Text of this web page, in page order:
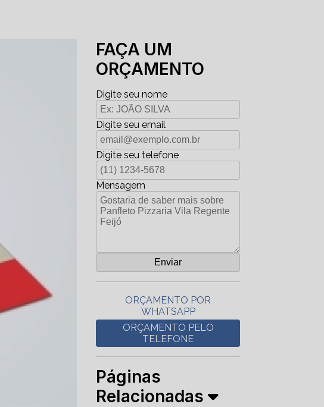
FAÇA UM
ORÇAMENTO
Digite seu nome
Digite seu email
Digite seu telefone
Mensagem
ORÇAMENTO POR
WHATSAPP
ORÇAMENTO PELO
TELEFONE
Páginas
Relacionadas